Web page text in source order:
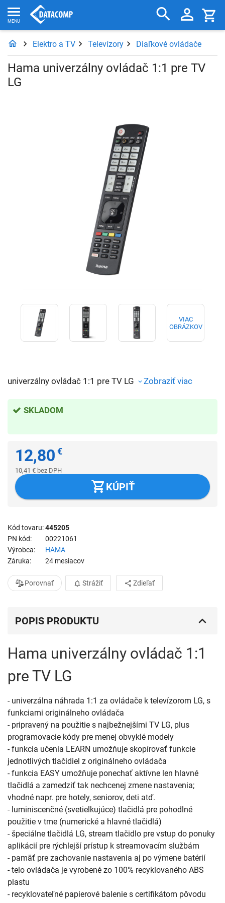
Elektro a TV Televízory Diaľkové ovládače
Hama univerzálny ovládač 1:1 pre TV
LG
VIAC
OBRÁZKOV
univerzálny ovládač 1:1 pre TV LG Zobraziť viac
SKLADOM
12,80 €
10,41 € bez DPH
KÚPIŤ
Kód tovaru 445205
PN kód
00221061
Výrobca
HAMA
Záruka
24 mesiacov
Porovnať Strážiť Zdieľať
POPIS PRODUKTU
Hama univerzálny ovládač 1:1
pre TV LG
- univerzálna náhrada 1:1 za ovládače k televízorom LG, s
funkciami originálneho ovládača
- pripravený na použitie s najbežnejšími TV LG, plus
programovacie kódy pre menej obvyklé modely
- funkcia učenia LEARN umožňuje skopírovať funkcie
jednotlivých tlačidiel z originálneho ovládača
- funkcia EASY umožňuje ponechať aktívne len hlavné
tlačidlá a zamedziť tak nechcenej zmene nastavenia;
vhodné napr. pre hotely, seniorov, deti atď.
- luminiscenčné (svetielkujúce) tlačidlá pre pohodlné
použitie v tme (numerické a hlavné tlačidlá)
- špeciálne tlačidlá LG, stream tlačidlo pre vstup do ponuky
aplikácií pre rýchlejší prístup k streamovacím službám
- pamäť pre zachovanie nastavenia aj po výmene batérií
- telo ovládača je vyrobené zo 100% recyklovaného ABS
plastu
- recyklovateľné papierové balenie s certifikátom pôvodu